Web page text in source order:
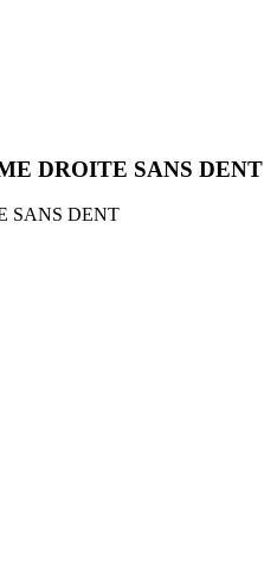
DROITE SANS DENT
SANS DENT